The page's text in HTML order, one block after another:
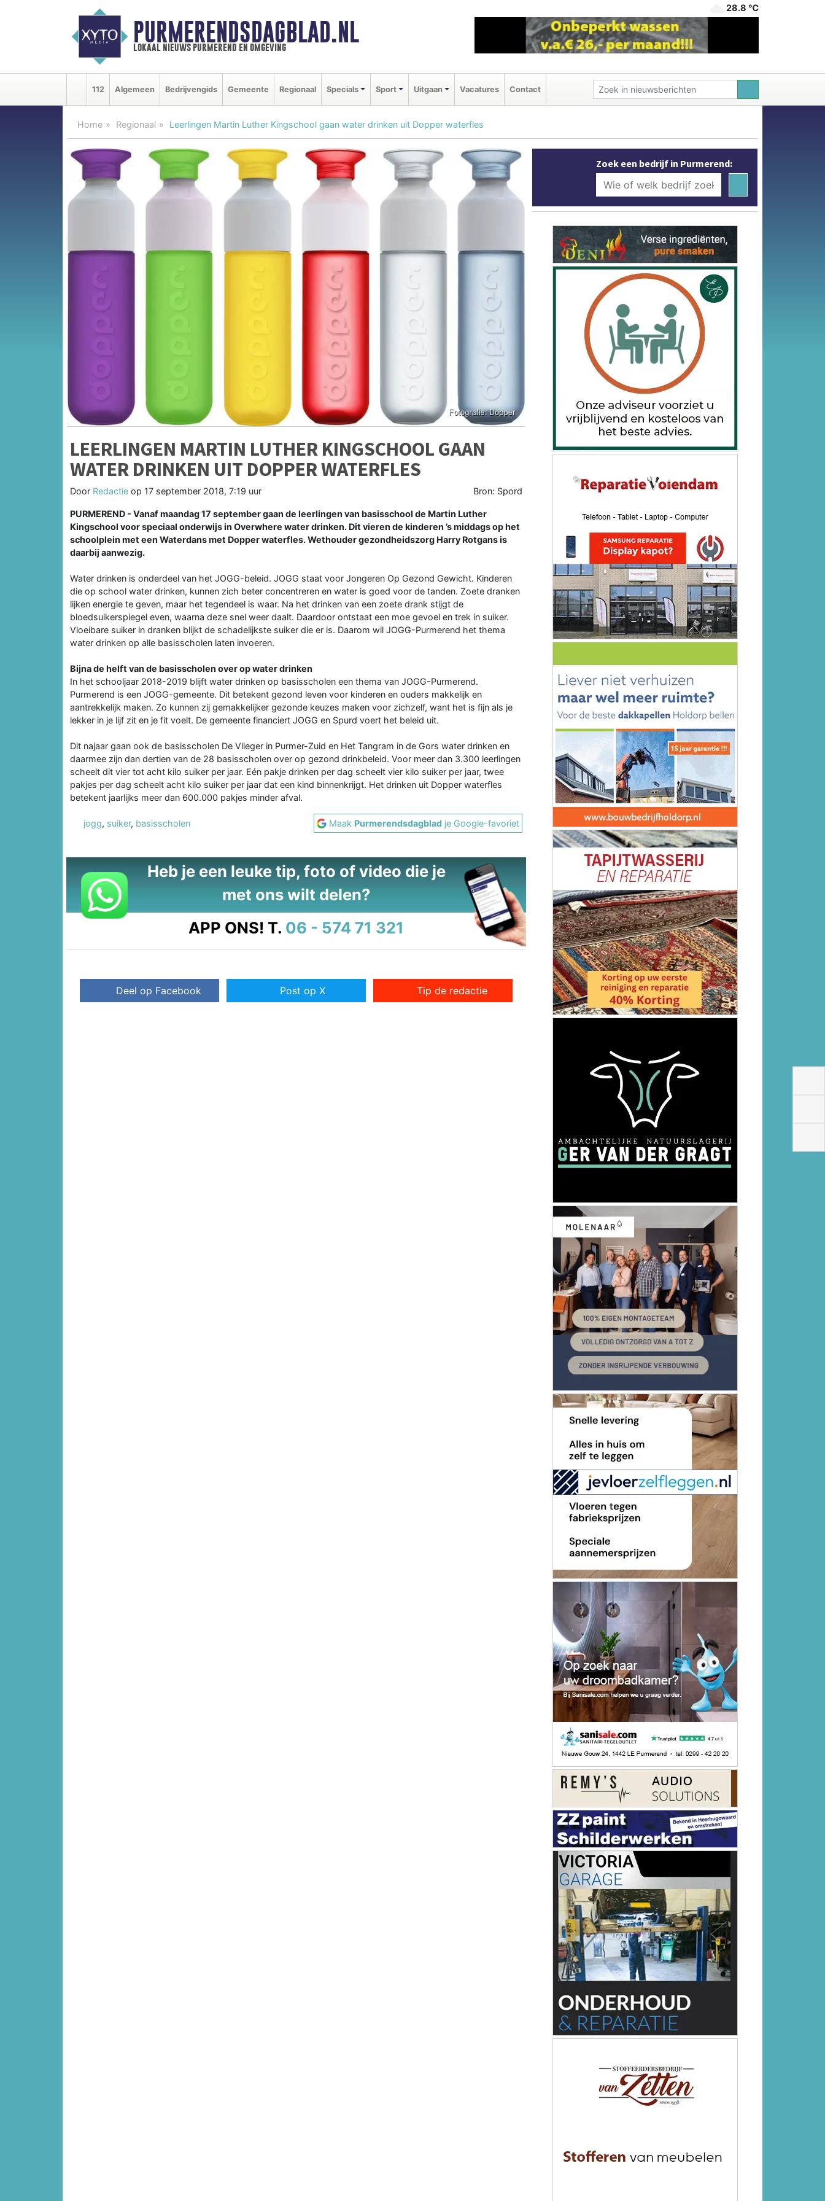
PURMERENDSDAGBLAD.NL
lokaal nieuws purmerend en omgeving
28.8 ℃
112 Algemeen Bedrijvengids Gemeente Regionaal Specials Sport Uitgaan Vacatures Contact
Home Regionaal Leerlingen Martin Luther Kingschool gaan water drinken uit Dopper waterfles
LEERLINGEN MARTIN LUTHER KINGSCHOOL GAAN
WATER DRINKEN UIT DOPPER WATERFLES
Door Redactie op 17 september 2018, 7:19 uur Bron: Spord
PURMEREND - Vanaf maandag 17 september gaan de leerlingen van basisschool de Martin Luther
Kingschool voor speciaal onderwijs in Overwhere water drinken. Dit vieren de kinderen ’s middags op het
schoolplein met een Waterdans met Dopper waterfles. Wethouder gezondheidszorg Harry Rotgans is
daarbij aanwezig.
Water drinken is onderdeel van het JOGG-beleid. JOGG staat voor Jongeren Op Gezond Gewicht. Kinderen
die op school water drinken, kunnen zich beter concentreren en water is goed voor de tanden. Zoete dranken
lijken energie te geven, maar het tegendeel is waar. Na het drinken van een zoete drank stijgt de
bloedsuikerspiegel even, waarna deze snel weer daalt. Daardoor ontstaat een moe gevoel en trek in suiker.
Vloeibare suiker in dranken blijkt de schadelijkste suiker die er is. Daarom wil JOGG-Purmerend het thema
water drinken op alle basisscholen laten invoeren.
Bijna de helft van de basisscholen over op water drinken
In het schooljaar 2018-2019 blijft water drinken op basisscholen een thema van JOGG-Purmerend.
Purmerend is een JOGG-gemeente. Dit betekent gezond leven voor kinderen en ouders makkelijk en
aantrekkelijk maken. Zo kunnen zij gemakkelijker gezonde keuzes maken voor zichzelf, want het is fijn als je
lekker in je lijf zit en je fit voelt. De gemeente financiert JOGG en Spurd voert het beleid uit.
Dit najaar gaan ook de basisscholen De Vlieger in Purmer-Zuid en Het Tangram in de Gors water drinken en
daarmee zijn dan dertien van de 28 basisscholen over op gezond drinkbeleid. Voor meer dan 3.300 leerlingen
scheelt dit vier tot acht kilo suiker per jaar. Eén pakje drinken per dag scheelt vier kilo suiker per jaar, twee
pakjes per dag scheelt acht kilo suiker per jaar dat een kind binnenkrijgt. Het drinken uit Dopper waterfles
betekent jaarlijks meer dan 600.000 pakjes minder afval.
jogg, suiker, basisscholen Maak Purmerendsdagblad je Google-favoriet
Heb je een leuke tip, foto of video die je
met ons wilt delen?
APP ONS! T. 06 - 574 71 321
Deel op Facebook Post op X Tip de redactie
Zoek een bedrijf in Purmerend: